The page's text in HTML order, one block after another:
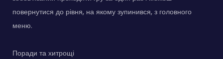
повернутися до рівня, на якому зупинився, з головного
меню.
Поради та хитрощі